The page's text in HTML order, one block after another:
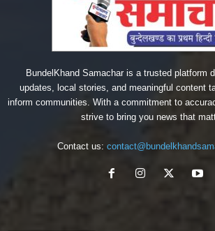
BundelKhand Samachar is a trusted platform
updates, local stories, and meaningful content
inform communities. With a commitment to
strive to bring you news that
Contact us: